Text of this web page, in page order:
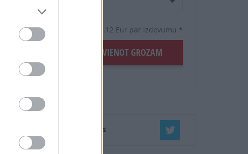
17 izdevumi / 2.12 Eur par izdevumu *
Seko mums
MEKLĒT